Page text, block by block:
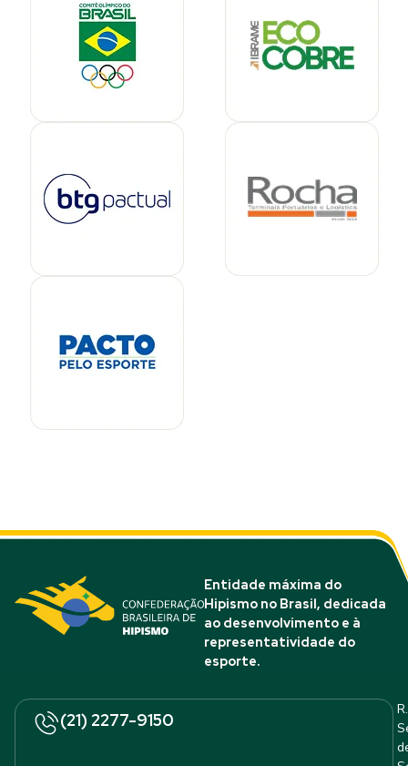
Entidade máxima do
Hipismo no Brasil, dedicada
ao desenvolvimento e à
representatividade do
esporte.
(21) 2277-9150
R.